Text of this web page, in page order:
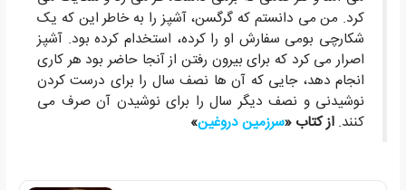
کرد. من می دانستم که گرگسن، آشپز را به خاطر این که یک
شکارچی بومی سفارش او را کرده، استخدام کرده بود. آشپز
اصرار می کرد که برای بیرون رفتن از آنجا حاضر بود هر کاری
انجام دهد، جایی که آن ها نصف سال را برای درست کردن
نوشیدنی و نصف دیگر سال را برای نوشیدن آن صرف می
کنند. از کتاب «سرزمین دروغین»